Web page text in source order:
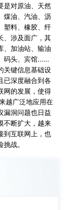
是对原油、天然
煤油、汽油、沥
塑料、橡胶、纤
、涉及面广，其
、加油站、输油
码头、宾馆......
关键信息基础设
已深度融合到各
网的发展，使得
越广泛地应用在
漏洞问题也日益
不断扩大，越来
到互联网上，也
战。